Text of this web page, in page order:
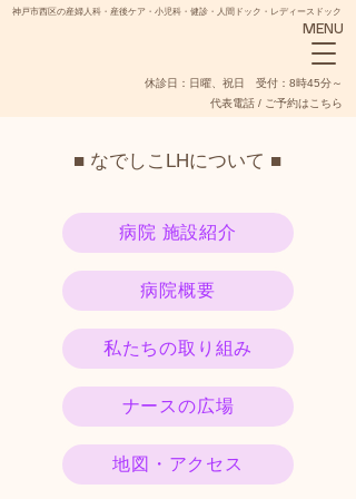
NADESHIKO
​休診日：日曜、祝日 受付：8時45分～
代表電話 / ご予約はこちら
MENU
神戸市西区の産婦人科・産後ケア・小児科・健診・人間ドック・レディースドック
■ なでしこLHについて ■
病院 施設紹介
病院概要
私たちの取り組み
ナースの広場
地図・アクセス